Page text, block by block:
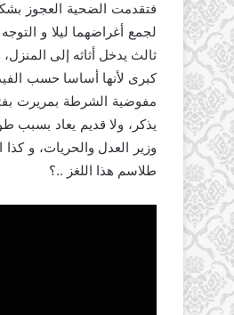
فتقدمت الضحية العجوز
لجمع أغراضهما ليلا و
ثالث يدخل أثاثه إلى
كبرى لأنها أساسا حسب
مفوضية الشرطة بمريرت
يذكر، ولا قديم يعاد
وزير العدل والحريات، و
طلاسم هذا اللغز ..؟